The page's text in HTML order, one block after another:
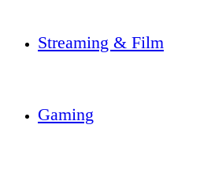
Streaming & Film
Gaming